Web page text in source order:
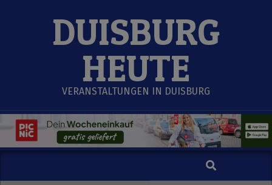
DUISBURG
HEUTE
VERANSTALTUNGEN IN DUISBURG
Search